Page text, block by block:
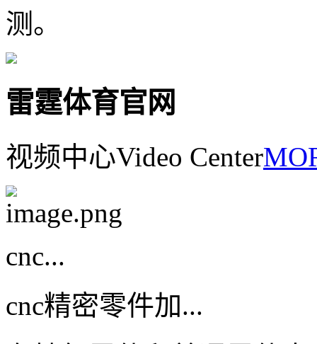
测。
雷霆体育官网
视频中心Video Center
cnc...
cnc精密零件加...